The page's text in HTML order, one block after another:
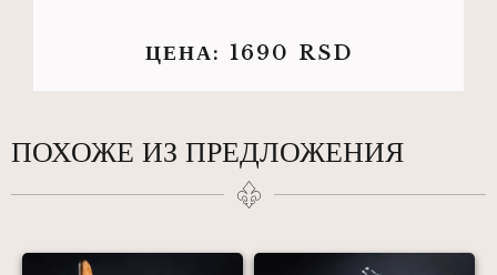
ЦЕНА: 1690 RSD
ПОХОЖЕ ИЗ ПРЕДЛОЖЕНИЯ